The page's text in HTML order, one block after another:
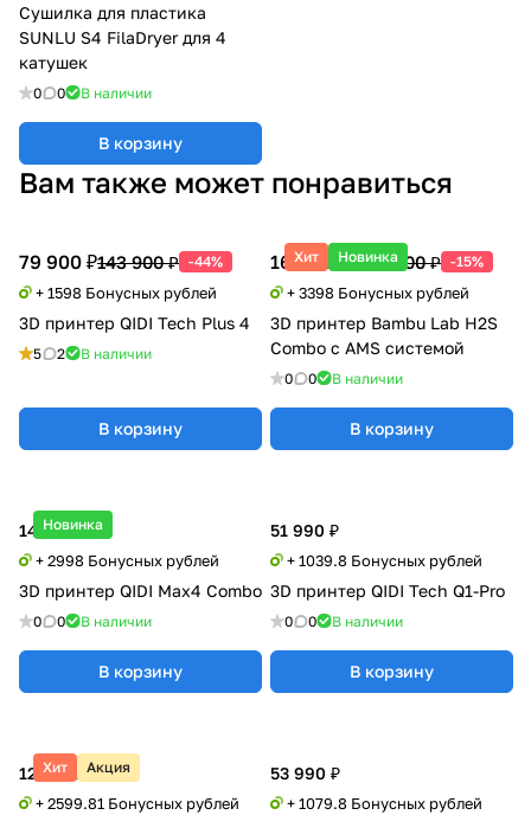
Сушилка для пластика
SUNLU S4 FilaDryer для 4
катушек
0 0 В наличии
В корзину
Вам также может понравиться
79 900 ₽143 900 ₽ -44%
+ 1598 Бонусных рублей
3D принтер QIDI Tech Plus 4
5 2 В наличии
В корзину
Хит Новинка
169 900 ₽199 500 ₽ -15%
+ 3398 Бонусных рублей
3D принтер Bambu Lab H2S
Combo с AMS системой
0 0 В наличии
В корзину
51 990 ₽
+ 1039.8 Бонусных рублей
3D принтер QIDI Tech Q1-Pro
0 0 В наличии
В корзину
Хит Акция
129 990 ₽
+ 2599.81 Бонусных рублей
53 990 ₽
+ 1079.8 Бонусных рублей
Новинка
149 900 ₽
+ 2998 Бонусных рублей
3D принтер QIDI Max4 Combo
0 0 В наличии
В корзину